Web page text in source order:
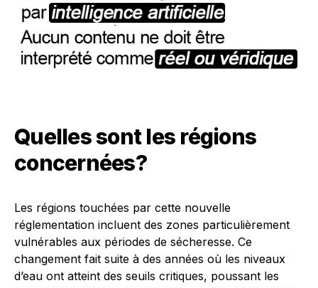
Quelles sont les régions
concernées?
Les régions touchées par cette nouvelle
réglementation incluent des zones particulièrement
vulnérables aux périodes de sécheresse. Ce
changement fait suite à des années où les niveaux
d’eau ont atteint des seuils critiques, poussant les